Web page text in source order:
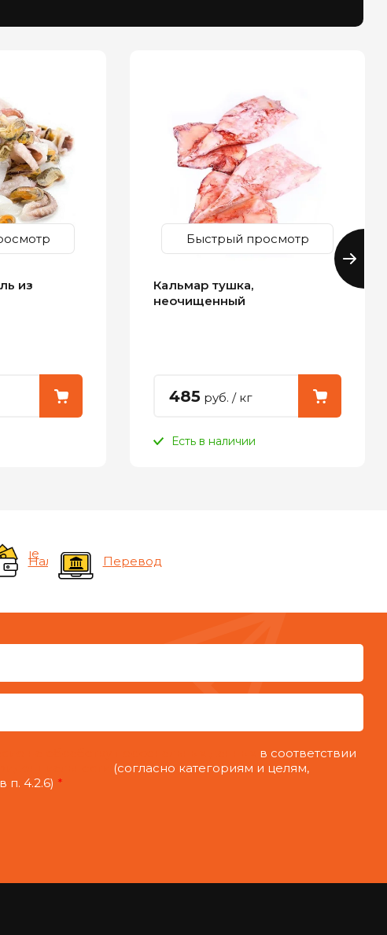
из
Быстрый просмотр
Кальмар тушка,
неочищенный
485 руб. / кг
Есть в наличии
Наличные Перевод
в соответствии
(согласно категориям и целям,
4.2.6) *